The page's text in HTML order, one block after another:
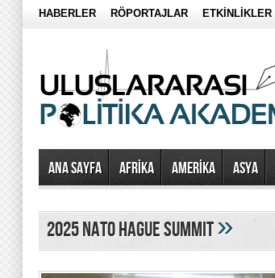
HABERLER RÖPORTAJLAR ETKİNLİKLER
Ana Sayfa AFRİKA AMERİKA ASYA
2025 nato hague summit»